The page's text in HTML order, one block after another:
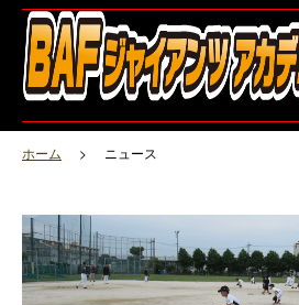
ホーム ニュース